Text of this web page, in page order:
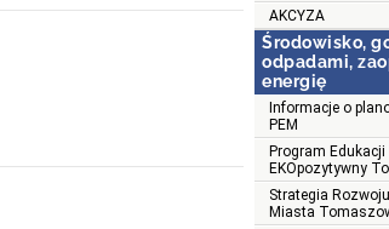
AKCYZA
Środowisko,
odpadami,
energię
Informacje o
PEM
Program
EKOpozytywny
Strategia
Miasta